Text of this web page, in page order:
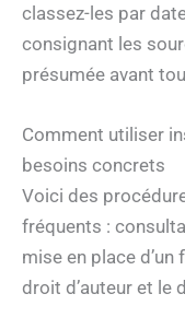
classez-les par
consignant les
présumée avant
Comment utiliser
besoins concrets
Voici des
fréquents :
mise en place d’un
droit d’auteur et le